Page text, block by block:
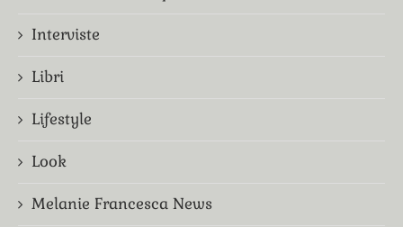
Interviste
Libri
Lifestyle
Look
Melanie Francesca News